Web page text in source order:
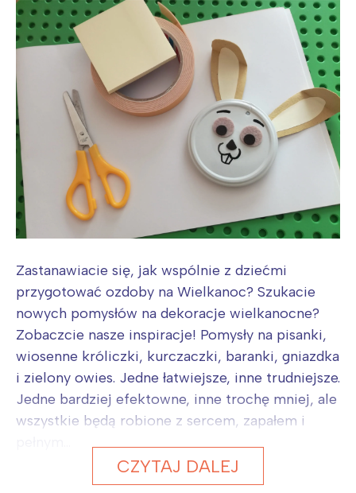
Zastanawiacie się, jak wspólnie z dziećmi
przygotować ozdoby na Wielkanoc? Szukacie
nowych pomysłów na dekoracje wielkanocne?
Zobaczcie nasze inspiracje! Pomysły na pisanki,
wiosenne króliczki, kurczaczki, baranki, gniazdka
i zielony owies. Jedne łatwiejsze, inne trudniejsze.
Jedne bardziej efektowne, inne trochę mniej, ale
wszystkie będą robione z sercem, zapałem i
CZYTAJ DALEJ